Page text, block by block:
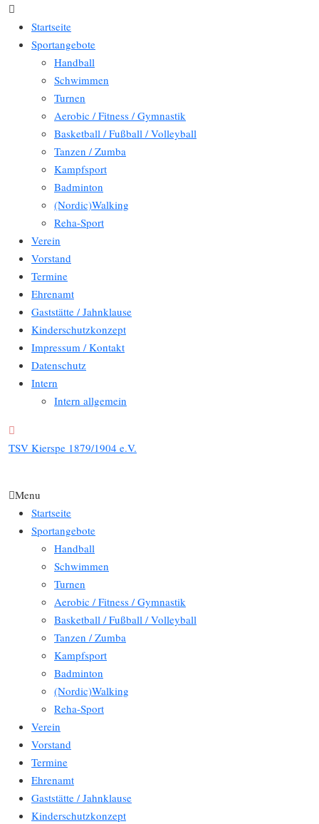
Startseite
Sportangebote
Handball
Schwimmen
Turnen
Aerobic / Fitness / Gymnastik
Basketball / Fußball / Volleyball
Tanzen / Zumba
Kampfsport
Badminton
(Nordic)Walking
Reha-Sport
Verein
Vorstand
Termine
Ehrenamt
Gaststätte / Jahnklause
Kinderschutzkonzept
Impressum / Kontakt
Datenschutz
Intern
Intern allgemein
TSV Kierspe 1879/1904 e.V.
Menu
Startseite
Sportangebote
Handball
Schwimmen
Turnen
Aerobic / Fitness / Gymnastik
Basketball / Fußball / Volleyball
Tanzen / Zumba
Kampfsport
Badminton
(Nordic)Walking
Reha-Sport
Verein
Vorstand
Termine
Ehrenamt
Gaststätte / Jahnklause
Kinderschutzkonzept